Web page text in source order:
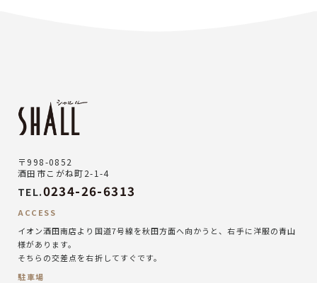
〒998-0852
酒田市こがね町2-1-4
TEL.0234-26-6313
ACCESS
イオン酒田南店より国道7号線を秋田方面へ向かうと、右手に洋服の青山
様があります。
そちらの交差点を右折してすぐです。
駐車場